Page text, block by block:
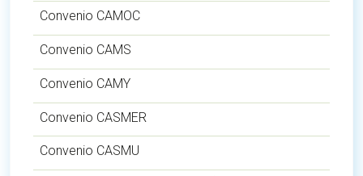
Convenio CAMOC
Convenio CAMS
Convenio CAMY
Convenio CASMER
Convenio CASMU